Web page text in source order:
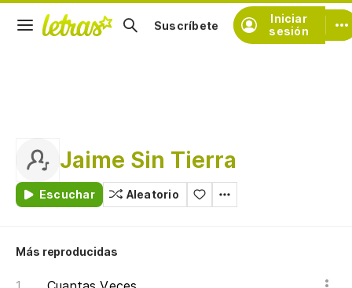
Iniciar
sesión
Suscríbete
Jaime Sin Tierra
Escuchar Aleatorio
Más reproducidas